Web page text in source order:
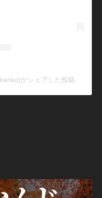
がシェアした投稿